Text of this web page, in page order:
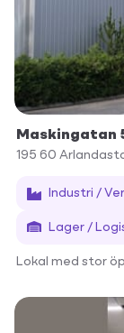
Maskingatan
195 60
Industri /
Lager /
Lokal med stor